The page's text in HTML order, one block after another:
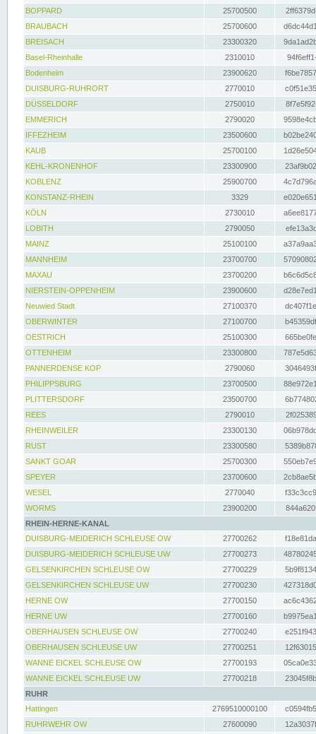
BOPPARD
25700500
BRAUBACH
25700600
BREISACH
23300320
Basel-Rheinhalle
2310010
Bodenheim
23900620
DUISBURG-RUHRORT
2770010
DÜSSELDORF
2750010
EMMERICH
2790020
IFFEZHEIM
23500600
KAUB
25700100
KEHL-KRONENHOF
23300900
KOBLENZ
25900700
KONSTANZ-RHEIN
3329
KÖLN
2730010
LOBITH
2790050
MAINZ
25100100
MANNHEIM
23700700
MAXAU
23700200
NIERSTEIN-OPPENHEIM
23900600
Neuwied Stadt
27100370
OBERWINTER
27100700
OESTRICH
25100300
OTTENHEIM
23300800
PANNERDENSE KOP
2790060
PHILIPPSBURG
23700500
PLITTERSDORF
23500700
REES
2790010
RHEINWEILER
23300130
RUST
23300580
SANKT GOAR
25700300
SPEYER
23700600
WESEL
2770040
WORMS
23900200
RHEIN-HERNE-KANAL
DUISBURG-MEIDERICH SCHLEUSE OW
27700262
DUISBURG-MEIDERICH SCHLEUSE UW
27700273
GELSENKIRCHEN SCHLEUSE OW
27700229
GELSENKIRCHEN SCHLEUSE UW
27700230
HERNE OW
27700150
HERNE UW
27700160
OBERHAUSEN SCHLEUSE OW
27700240
OBERHAUSEN SCHLEUSE UW
27700251
WANNE EICKEL SCHLEUSE OW
27700193
WANNE EICKEL SCHLEUSE UW
27700218
RUHR
Hattingen
2769510000100
RUHRWEHR OW
27600090